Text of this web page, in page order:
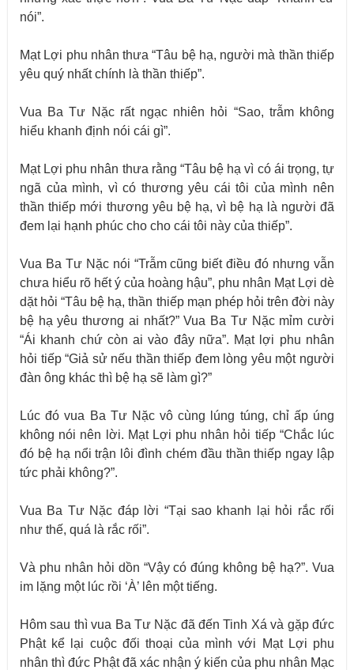
nói”.
Mạt Lợi phu nhân thưa “Tâu bệ hạ, người mà thần thiếp
yêu quý nhất chính là thần thiếp”.
Vua Ba Tư Nặc rất ngạc nhiên hỏi “Sao, trẫm không
hiểu khanh định nói cái gì”.
Mạt Lợi phu nhân thưa rằng “Tâu bệ hạ vì có ái trọng, tự
ngã của mình, vì có thương yêu cái tôi của mình nên
thần thiếp mới thương yêu bệ hạ, vì bệ hạ là người đã
đem lại hạnh phúc cho cho cái tôi này của thiếp”.
Vua Ba Tư Nặc nói “Trẫm cũng biết điều đó nhưng vẫn
chưa hiểu rõ hết ý của hoàng hậu”, phu nhân Mạt Lợi dè
dặt hỏi “Tâu bệ hạ, thần thiếp mạn phép hỏi trên đời này
bệ hạ yêu thương ai nhất?” Vua Ba Tư Nặc mỉm cười
“Ái khanh chứ còn ai vào đây nữa”. Mạt lợi phu nhân
hỏi tiếp “Giả sử nếu thần thiếp đem lòng yêu một người
đàn ông khác thì bệ hạ sẽ làm gì?”
Lúc đó vua Ba Tư Nặc vô cùng lúng túng, chỉ ấp úng
không nói nên lời. Mạt Lợi phu nhân hỏi tiếp “Chắc lúc
đó bệ hạ nổi trận lôi đình chém đầu thần thiếp ngay lập
tức phải không?”.
Vua Ba Tư Nặc đáp lời “Tại sao khanh lại hỏi rắc rối
như thế, quá là rắc rối”.
Và phu nhân hỏi dồn “Vậy có đúng không bệ hạ?”. Vua
im lặng một lúc rồi ‘À’ lên một tiếng.
Hôm sau thì vua Ba Tư Nặc đã đến Tinh Xá và gặp đức
Phật kể lại cuộc đối thoại của mình với Mạt Lợi phu
nhân thì đức Phật đã xác nhận ý kiến của phu nhân Mạc